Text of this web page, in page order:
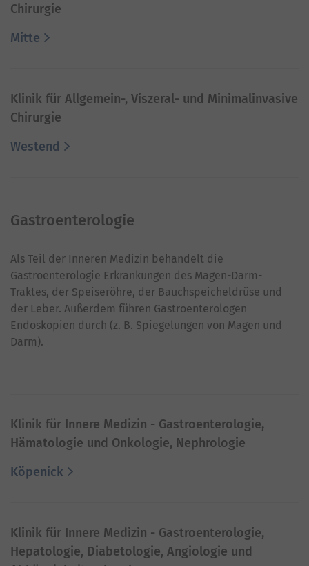
Chirurgie
Mitte
Klinik für Allgemein-, Viszeral- und Minimalinvasive
Chirurgie
Westend
Gastroenterologie
Als Teil der Inneren Medizin behandelt die
Gastroenterologie Erkrankungen des Magen-Darm-
Traktes, der Speiseröhre, der Bauchspeicheldrüse und
der Leber. Außerdem führen Gastroenterologen
Endoskopien durch (z. B. Spiegelungen von Magen und
Darm).
Klinik für Innere Medizin - Gastroenterologie,
Hämatologie und Onkologie, Nephrologie
Köpenick
Klinik für Innere Medizin - Gastroenterologie,
Hepatologie, Diabetologie, Angiologie und